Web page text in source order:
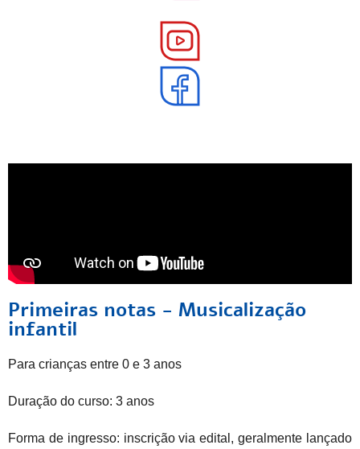
Primeiras notas - Musicalização
infantil
Para crianças entre 0 e 3 anos
Duração do curso: 3 anos
Forma de ingresso: inscrição via edital, geralmente lançado